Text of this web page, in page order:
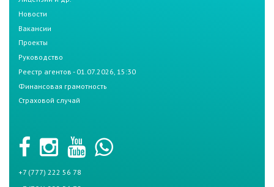
Новости
Вакансии
Проекты
Руководство
Реестр агентов - 01.07.2026, 15:30
Финансовая грамотность
Страховой случай
+7 (777) 222 56 78